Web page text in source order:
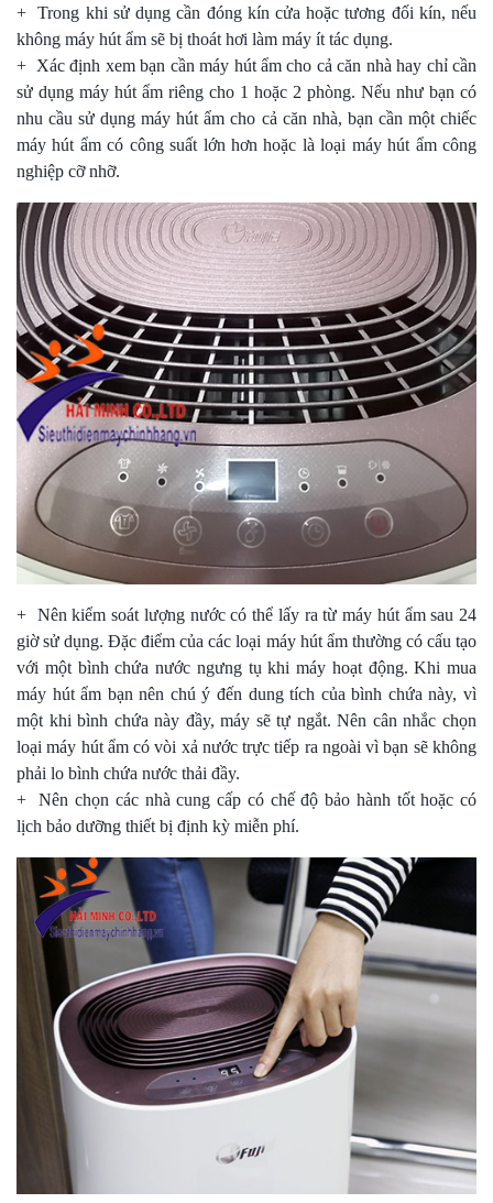
+ Trong khi sử dụng cần đóng kín cửa hoặc tương đối kín, nếu
không máy hút ẩm sẽ bị thoát hơi làm máy ít tác dụng.
+ Xác định xem bạn cần máy hút ẩm cho cả căn nhà hay chỉ cần
sử dụng máy hút ẩm riêng cho 1 hoặc 2 phòng. Nếu như bạn có
nhu cầu sử dụng máy hút ẩm cho cả căn nhà, bạn cần một chiếc
máy hút ẩm có công suất lớn hơn hoặc là loại máy hút ẩm công
nghiệp cỡ nhỡ.
+ Nên kiểm soát lượng nước có thể lấy ra từ máy hút ẩm sau 24
giờ sử dụng. Đặc điểm của các loại máy hút ẩm thường có cấu tạo
với một bình chứa nước ngưng tụ khi máy hoạt động. Khi mua
máy hút ẩm bạn nên chú ý đến dung tích của bình chứa này, vì
một khi bình chứa này đầy, máy sẽ tự ngắt. Nên cân nhắc chọn
loại máy hút ẩm có vòi xả nước trực tiếp ra ngoài vì bạn sẽ không
phải lo bình chứa nước thải đầy.
+ Nên chọn các nhà cung cấp có chế độ bảo hành tốt hoặc có
lịch bảo dưỡng thiết bị định kỳ miễn phí.